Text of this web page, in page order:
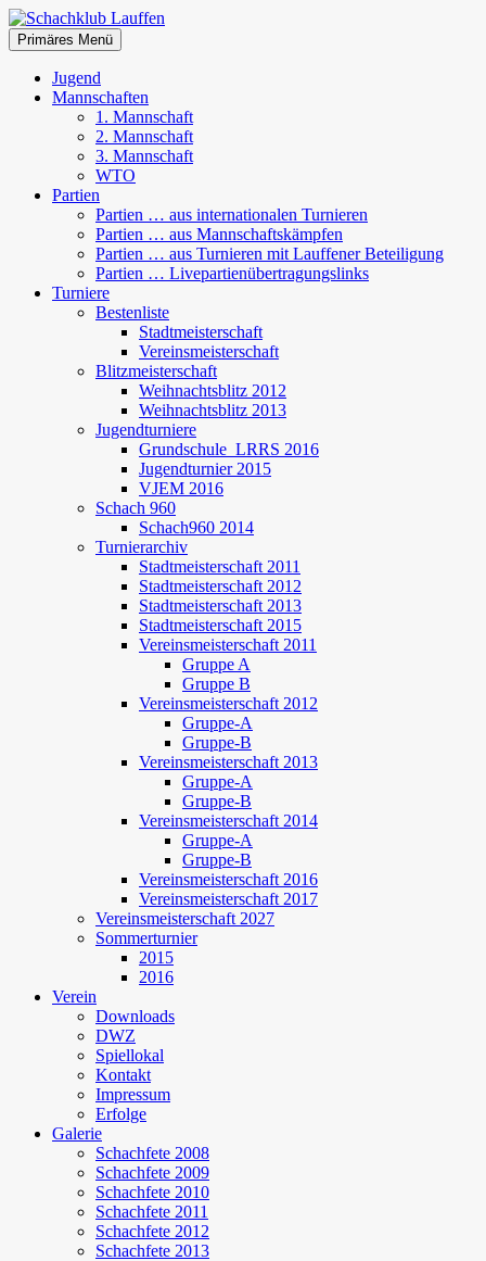
Zum
Inhalt
springen
Schachklub Lauffen
Suchen
Primäres Menü
Jugend
Mannschaften
1. Mannschaft
2. Mannschaft
3. Mannschaft
WTO
Partien
Partien … aus internationalen Turnieren
Partien … aus Mannschaftskämpfen
Partien … aus Turnieren mit Lauffener Beteiligung
Partien … Livepartienübertragungslinks
Turniere
Bestenliste
Stadtmeisterschaft
Vereinsmeisterschaft
Blitzmeisterschaft
Weihnachtsblitz 2012
Weihnachtsblitz 2013
Jugendturniere
Grundschule_LRRS 2016
Jugendturnier 2015
VJEM 2016
Schach 960
Schach960 2014
Turnierarchiv
Stadtmeisterschaft 2011
Stadtmeisterschaft 2012
Stadtmeisterschaft 2013
Stadtmeisterschaft 2015
Vereinsmeisterschaft 2011
Gruppe A
Gruppe B
Vereinsmeisterschaft 2012
Gruppe-A
Gruppe-B
Vereinsmeisterschaft 2013
Gruppe-A
Gruppe-B
Vereinsmeisterschaft 2014
Gruppe-A
Gruppe-B
Vereinsmeisterschaft 2016
Vereinsmeisterschaft 2017
Vereinsmeisterschaft 2027
Sommerturnier
2015
2016
Verein
Downloads
DWZ
Spiellokal
Kontakt
Impressum
Erfolge
Galerie
Schachfete 2008
Schachfete 2009
Schachfete 2010
Schachfete 2011
Schachfete 2012
Schachfete 2013